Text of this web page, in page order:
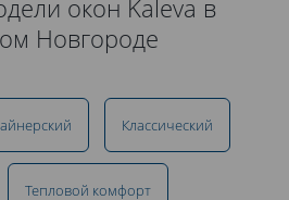
окон Kaleva в
Новгороде
Классический
Тепловой комфорт